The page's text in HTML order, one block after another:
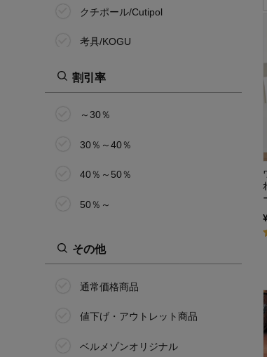
クチポール/Cutipol
考具/KOGU
作山窯/SAKUZAN
タワー/tower
ちょこちょこ
ツェラミカ アルティスティッチ
ナ/Ceramika Artystyczna
ディズニー/Disney
割引率
～30％
30％～40％
40％～50％
50％～
その他
通常価格商品
値下げ・アウトレット商品
ベルメゾンオリジナル